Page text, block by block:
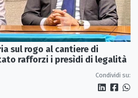
sul rogo al cantiere di
rafforzi i presìdi di legalità
Condividi su: